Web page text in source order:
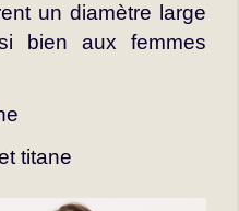
un diamètre large
bien aux femmes
titane